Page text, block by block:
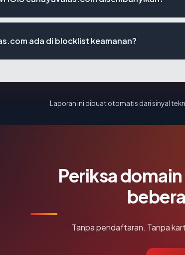
ada di blocklist keamanan?
Laporan ini dibuat otomatis dari sinyal
Periksa
Tanpa pendaftaran. Tanpa